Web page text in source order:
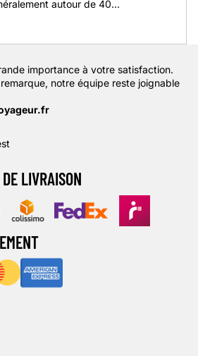
autour de 40...
importance à votre satisfaction.
notre équipe reste joignable
LIVRAISON